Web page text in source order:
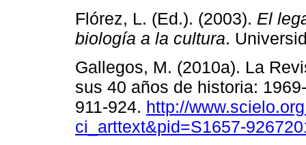
Flórez, L. (Ed.). (2003). El
biología a la cultura.
Gallegos, M. (2010a). La
sus 40 años de historia:
911-924. http://
ci_arttext&pid=S1657-